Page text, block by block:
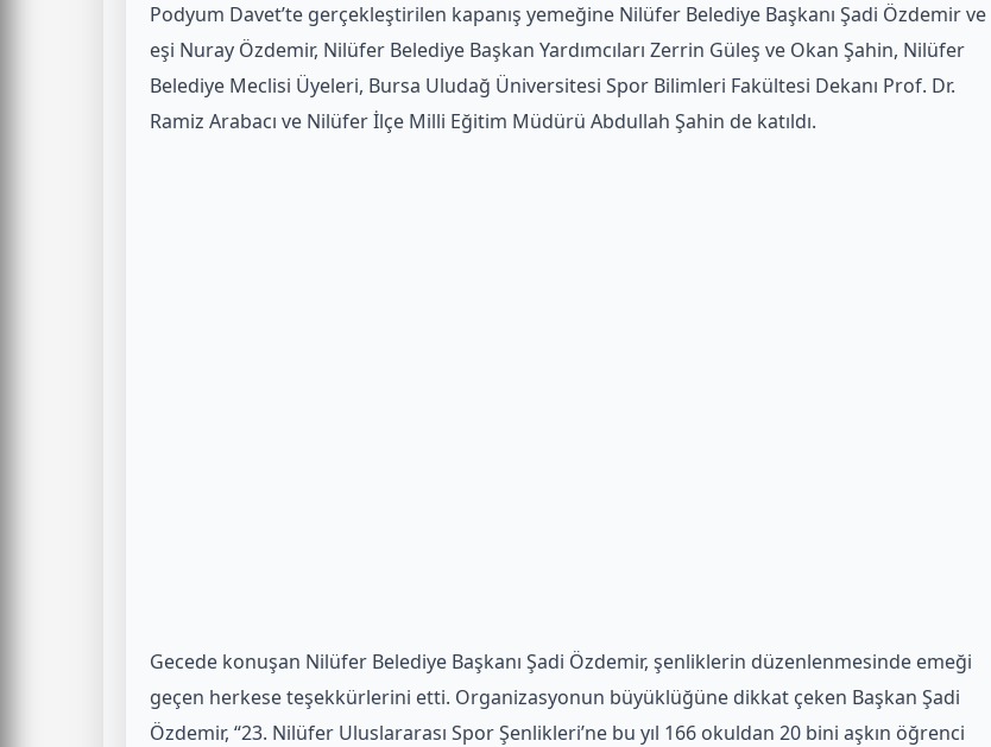
Podyum Davet’te gerçekleştirilen kapanış yemeğine Nilüfer Belediye Başkanı Şadi Özdemir ve
eşi Nuray Özdemir, Nilüfer Belediye Başkan Yardımcıları Zerrin Güleş ve Okan Şahin, Nilüfer
Belediye Meclisi Üyeleri, Bursa Uludağ Üniversitesi Spor Bilimleri Fakültesi Dekanı Prof. Dr.
Ramiz Arabacı ve Nilüfer İlçe Milli Eğitim Müdürü Abdullah Şahin de katıldı.
Gecede konuşan Nilüfer Belediye Başkanı Şadi Özdemir, şenliklerin düzenlenmesinde emeği
geçen herkese teşekkürlerini etti. Organizasyonun büyüklüğüne dikkat çeken Başkan Şadi
Özdemir, “23. Nilüfer Uluslararası Spor Şenlikleri’ne bu yıl 166 okuldan 20 bini aşkın öğrenci